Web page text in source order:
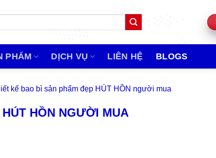
PHẨM DỊCH VỤ LIÊN HỆ BLOGS
kế bao bì sản phẩm đẹp HÚT HỒN người mua
HỒN NGƯỜI MUA